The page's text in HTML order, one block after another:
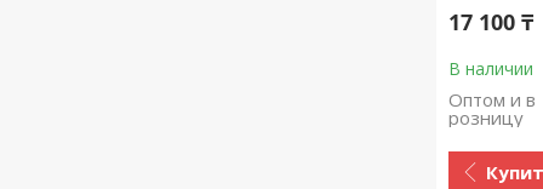
17 100 ₸
В наличии
Оптом и в
розницу